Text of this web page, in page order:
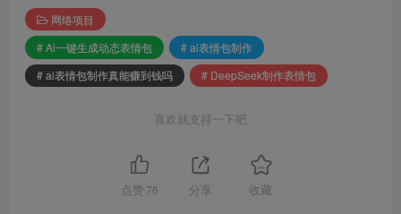
网络项目
# Ai一键生成动态表情包
# ai表情包制作
# ai表情包制作真能赚到钱吗
# DeepSeek制作表情包
喜欢就支持一下吧
点赞 76 分享 收藏